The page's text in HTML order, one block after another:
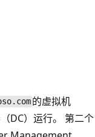
的虚拟机
DC）运行。 第二个